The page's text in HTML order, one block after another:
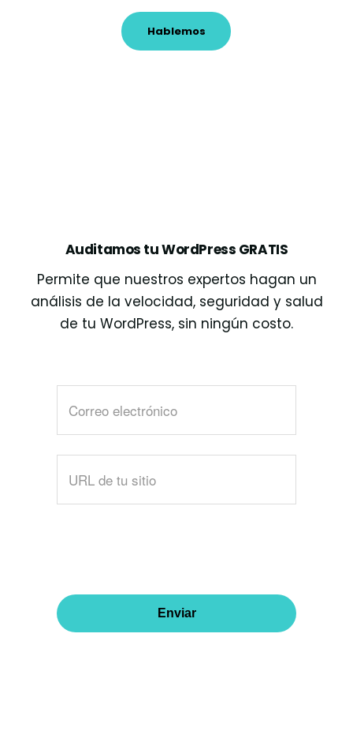
Hablemos
Auditamos tu WordPress GRATIS
Permite que nuestros expertos hagan un
análisis de la velocidad, seguridad y salud
de tu WordPress, sin ningún costo.